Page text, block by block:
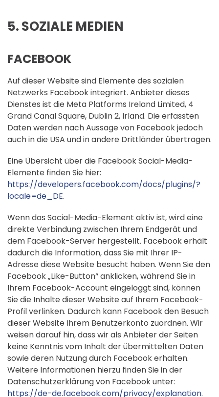
5. SOZIALE MEDIEN
FACEBOOK
Auf dieser Website sind Elemente des sozialen
Netzwerks Facebook integriert. Anbieter dieses
Dienstes ist die Meta Platforms Ireland Limited, 4
Grand Canal Square, Dublin 2, Irland. Die erfassten
Daten werden nach Aussage von Facebook jedoch
auch in die USA und in andere Drittländer übertragen.
Eine Übersicht über die Facebook Social-Media-
Elemente finden Sie hier:
https://developers.facebook.com/docs/plugins/?
locale=de_DE.
Wenn das Social-Media-Element aktiv ist, wird eine
direkte Verbindung zwischen Ihrem Endgerät und
dem Facebook-Server hergestellt. Facebook erhält
dadurch die Information, dass Sie mit Ihrer IP-
Adresse diese Website besucht haben. Wenn Sie den
Facebook „Like-Button“ anklicken, während Sie in
Ihrem Facebook-Account eingeloggt sind, können
Sie die Inhalte dieser Website auf Ihrem Facebook-
Profil verlinken. Dadurch kann Facebook den Besuch
dieser Website Ihrem Benutzerkonto zuordnen. Wir
weisen darauf hin, dass wir als Anbieter der Seiten
keine Kenntnis vom Inhalt der übermittelten Daten
sowie deren Nutzung durch Facebook erhalten.
Weitere Informationen hierzu finden Sie in der
Datenschutzerklärung von Facebook unter:
https://de-de.facebook.com/privacy/explanation.